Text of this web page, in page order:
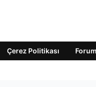
Çerez Politikası Forum